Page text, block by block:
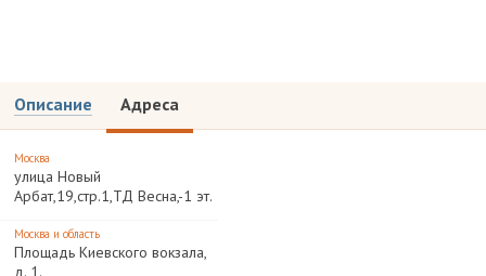
Описание Адреса
Москва
улица Новый
Арбат,19,стр.1,ТД Весна,-1 эт.
Москва и область
Площадь Киевского вокзала,
д. 1.